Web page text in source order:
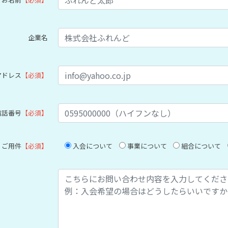
企業名
レス 【必須】
番号 【必須】
ご用件 【必須】 入会について 事業について 組合について